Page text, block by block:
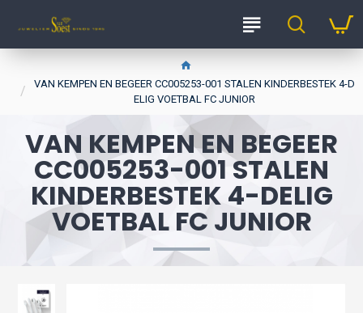
VAN KEMPEN EN BEGEER CC005253-001 STALEN KINDERBESTEK 4-D
ELIG VOETBAL FC JUNIOR
VAN KEMPEN EN BEGEER
CC005253-001 STALEN
KINDERBESTEK 4-DELIG
VOETBAL FC JUNIOR